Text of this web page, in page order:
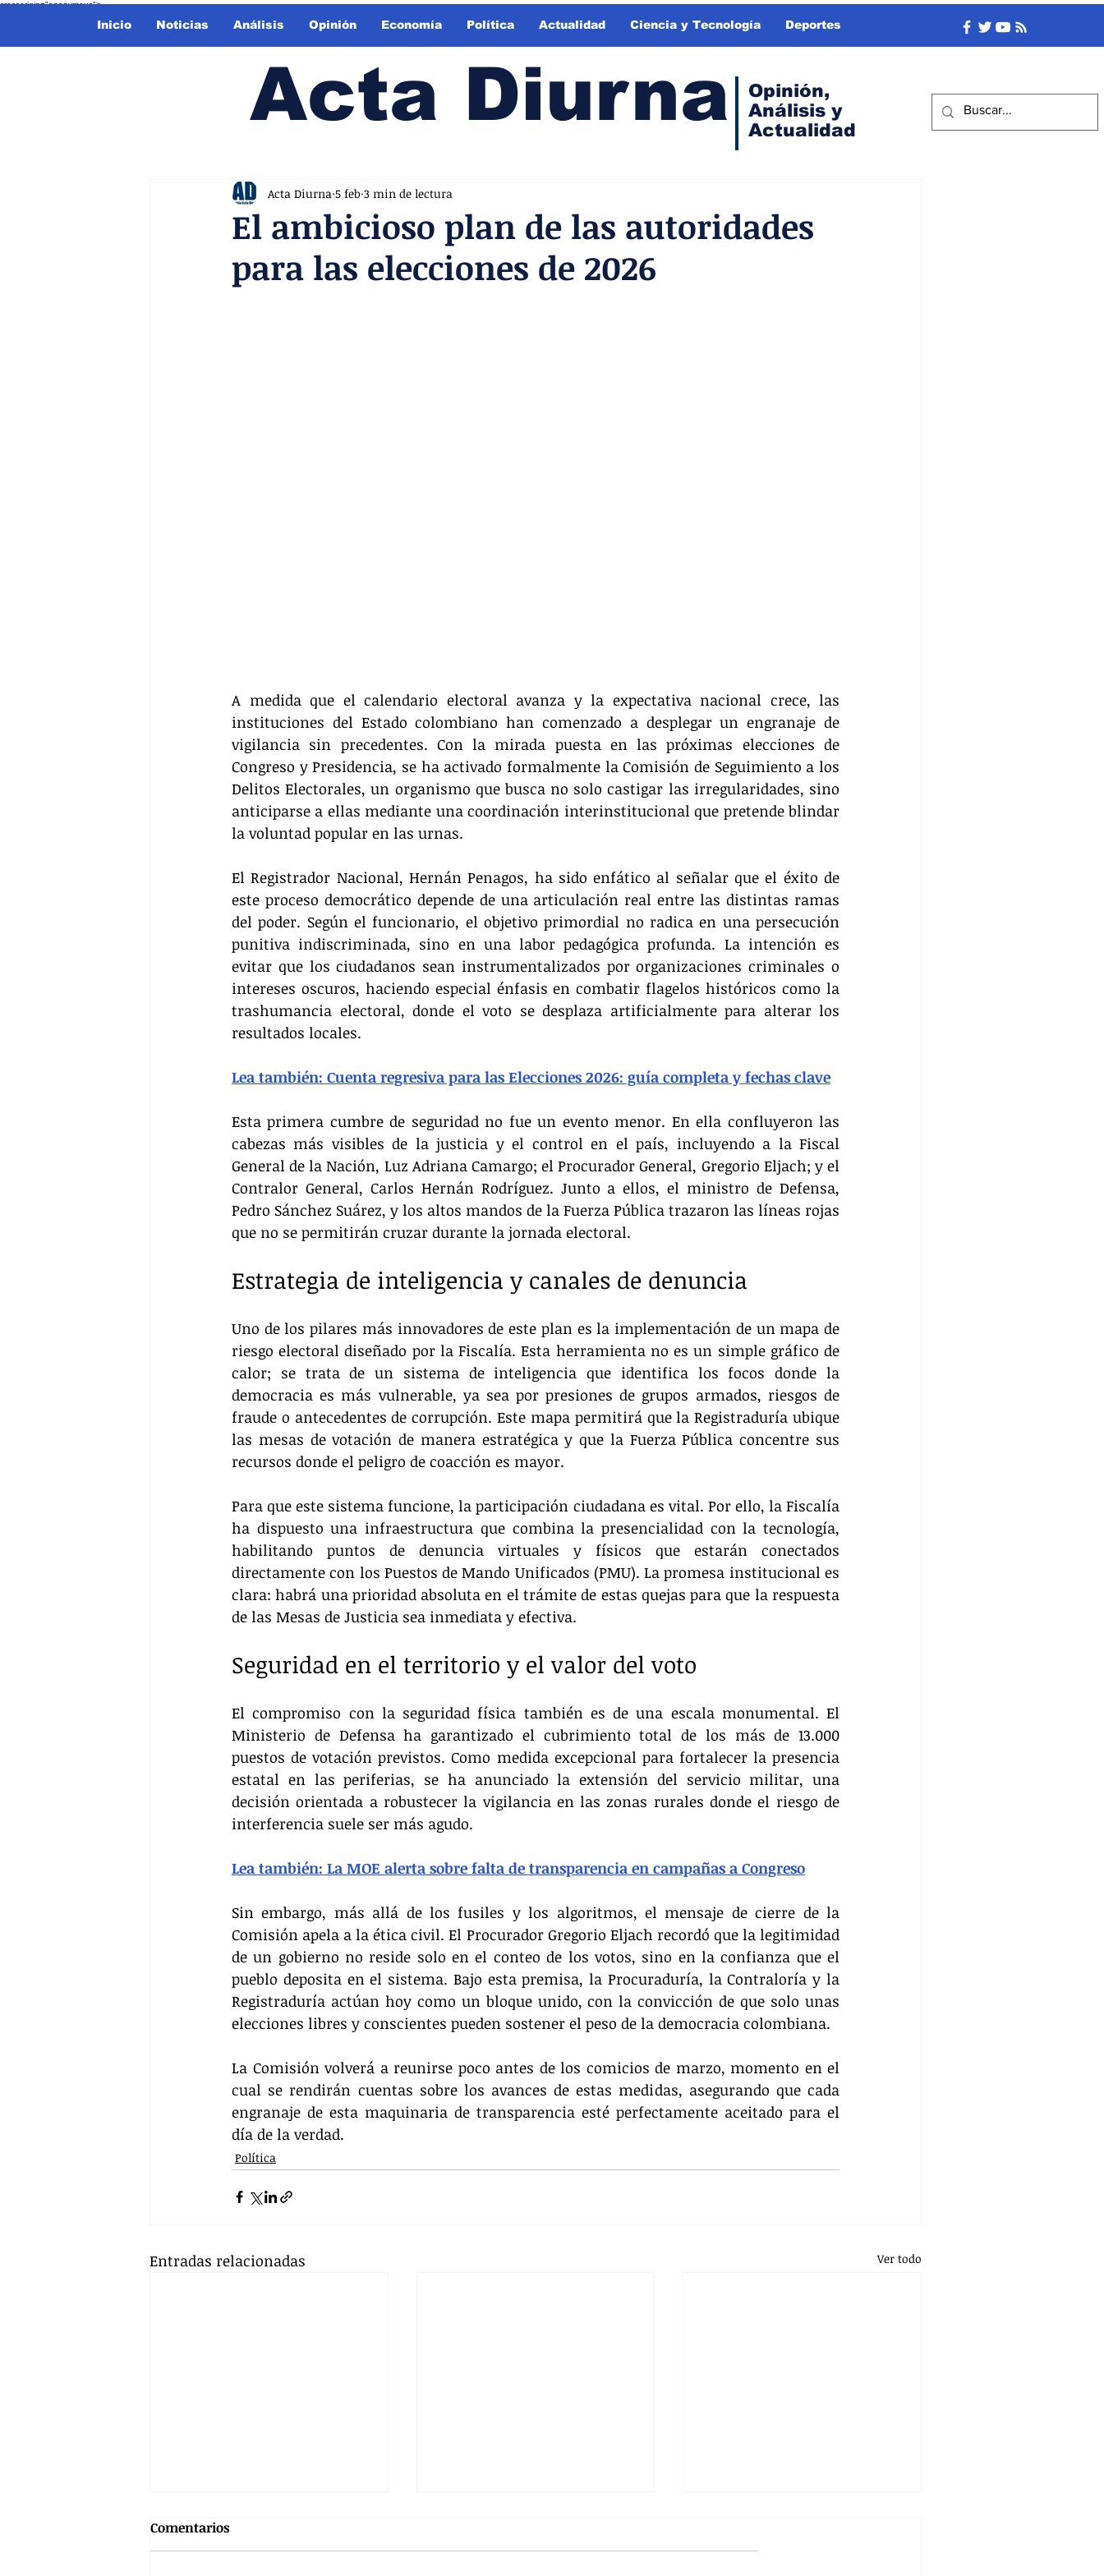
crossorigin="anonymous">
Inicio Noticias Análisis Opinión Economía Política Actualidad Ciencia y Tecnología Deportes
Acta Diurna
Opinión,
Análisis y
Actualidad
El ambicioso plan de las autoridades
para las elecciones de 2026
Acta Diurna 5 feb 3 min de lectura
A medida que el calendario electoral avanza y la expectativa nacional crece, las
instituciones del Estado colombiano han comenzado a desplegar un engranaje de
vigilancia sin precedentes. Con la mirada puesta en las próximas elecciones de
Congreso y Presidencia, se ha activado formalmente la Comisión de Seguimiento a los
Delitos Electorales, un organismo que busca no solo castigar las irregularidades, sino
anticiparse a ellas mediante una coordinación interinstitucional que pretende blindar
la voluntad popular en las urnas.
El Registrador Nacional, Hernán Penagos, ha sido enfático al señalar que el éxito de
este proceso democrático depende de una articulación real entre las distintas ramas
del poder. Según el funcionario, el objetivo primordial no radica en una persecución
punitiva indiscriminada, sino en una labor pedagógica profunda. La intención es
evitar que los ciudadanos sean instrumentalizados por organizaciones criminales o
intereses oscuros, haciendo especial énfasis en combatir flagelos históricos como la
trashumancia electoral, donde el voto se desplaza artificialmente para alterar los
resultados locales.
Lea también: Cuenta regresiva para las Elecciones 2026: guía completa y fechas clave
Esta primera cumbre de seguridad no fue un evento menor. En ella confluyeron las
cabezas más visibles de la justicia y el control en el país, incluyendo a la Fiscal
General de la Nación, Luz Adriana Camargo; el Procurador General, Gregorio Eljach; y el
Contralor General, Carlos Hernán Rodríguez. Junto a ellos, el ministro de Defensa,
Pedro Sánchez Suárez, y los altos mandos de la Fuerza Pública trazaron las líneas rojas
que no se permitirán cruzar durante la jornada electoral.
Estrategia de inteligencia y canales de denuncia
Uno de los pilares más innovadores de este plan es la implementación de un mapa de
riesgo electoral diseñado por la Fiscalía. Esta herramienta no es un simple gráfico de
calor; se trata de un sistema de inteligencia que identifica los focos donde la
democracia es más vulnerable, ya sea por presiones de grupos armados, riesgos de
fraude o antecedentes de corrupción. Este mapa permitirá que la Registraduría ubique
las mesas de votación de manera estratégica y que la Fuerza Pública concentre sus
recursos donde el peligro de coacción es mayor.
Para que este sistema funcione, la participación ciudadana es vital. Por ello, la Fiscalía
ha dispuesto una infraestructura que combina la presencialidad con la tecnología,
habilitando puntos de denuncia virtuales y físicos que estarán conectados
directamente con los Puestos de Mando Unificados (PMU). La promesa institucional es
clara: habrá una prioridad absoluta en el trámite de estas quejas para que la respuesta
de las Mesas de Justicia sea inmediata y efectiva.
Seguridad en el territorio y el valor del voto
El compromiso con la seguridad física también es de una escala monumental. El
Ministerio de Defensa ha garantizado el cubrimiento total de los más de 13.000
puestos de votación previstos. Como medida excepcional para fortalecer la presencia
estatal en las periferias, se ha anunciado la extensión del servicio militar, una
decisión orientada a robustecer la vigilancia en las zonas rurales donde el riesgo de
interferencia suele ser más agudo.
Lea también: La MOE alerta sobre falta de transparencia en campañas a Congreso
Sin embargo, más allá de los fusiles y los algoritmos, el mensaje de cierre de la
Comisión apela a la ética civil. El Procurador Gregorio Eljach recordó que la legitimidad
de un gobierno no reside solo en el conteo de los votos, sino en la confianza que el
pueblo deposita en el sistema. Bajo esta premisa, la Procuraduría, la Contraloría y la
Registraduría actúan hoy como un bloque unido, con la convicción de que solo unas
elecciones libres y conscientes pueden sostener el peso de la democracia colombiana.
La Comisión volverá a reunirse poco antes de los comicios de marzo, momento en el
cual se rendirán cuentas sobre los avances de estas medidas, asegurando que cada
engranaje de esta maquinaria de transparencia esté perfectamente aceitado para el
día de la verdad.
Política
Entradas relacionadas Ver todo
Comentarios